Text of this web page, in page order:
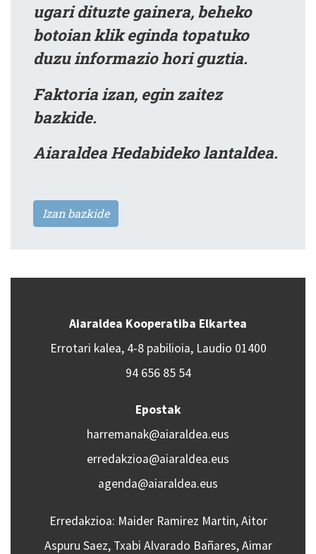
ugari dituzte gainera, beheko
botoian klik eginda topatuko
duzu informazio hori guztia.
Faktoria izan, egin zaitez
bazkide.
Aiaraldea Hedabideko lantaldea.
Izan bazkide
Aiaraldea Kooperatiba Elkartea
Errotari kalea, 4-8 pabilioia, Laudio 01400
94 656 85 54
Epostak
harremanak@aiaraldea.eus
erredakzioa@aiaraldea.eus
agenda@aiaraldea.eus
Erredakzioa: Maider Ramirez Martin, Aitor
Aspuru Saez, Txabi Alvarado Bañares, Aimar